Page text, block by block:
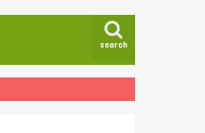
search